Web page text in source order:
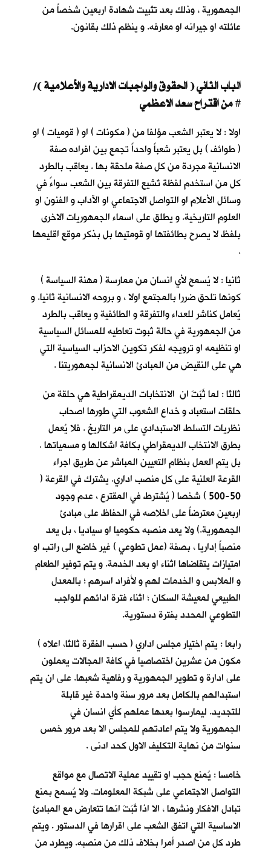
الجمهورية ، وذلك بعد تثبيت شهادة اربعين شخصاً من
عائلته او جيرانه او معارفه. و ينظم ذلك بقانون.
الباب الثاني ( الحقوق والواجبات الادارية والأعلامية )/
#
اولا : لا يعتبر الشعب مؤلفا من ( مكونات ) او ( قوميات ) او
( طوائف ) بل يعتبر شعباً واحداً تجمع بين افراده صفة
الانسانية مجردة من كل صفة ملحقة بها . يعاقب بالطرد
كل من استخدم لفظة تُشيع التفرقة بين الشعب سواءً في
وسائل الأعلام او التواصل الاجتماعي او الآداب و الفنون او
العلوم التاريخية. و يطلق على اسماء الجمهوريات الاخرى
بلفظ لا يصرح بطائفتها او قومتيها بل بذكر موقع اقليمها
.
ثانيا : لا يُسمح لأي انسان من ممارسة ( مهنة السياسة )
كونها تلحق ضررا بالمجتمع اولا ، و بروحه الانسانية ثانيا. و
يُعامل كناشر للعداء والتفرقة و الطائفية و يعاقب بالطرد
من الجمهورية في حالة ثبوت تعاطيه للمسائل السياسية
او تنظيمه او ترويجه لفكر تكوين الاحزاب السياسية التي
هي على النقيض من المبادئ الانسانية لجمهوريتنا .
ثالثا : لما ثَبَتَ ان الانتخابات الديمقراطية هي حلقة من
حلقات استعباد و خداع الشعوب التي طورها اصحاب
نظريات التسلط الاستبدادي على مر التاريخ . فلا يُعمل
بطرق الانتخاب الديمقراطي بكافة اشكالها و مسمياتها .
بل يتم العمل بنظام التعيين المباشر عن طريق اجراء
القرعة العلنية على كل منصب اداري. يشترك في القرعة (
50-500 ) شخصا ( يُشترط في المقترع ، عدم وجود
اربعين معترضاً على اخلاصه في الحفاظ على مبادئ
الجمهورية.) ولا يعد منصبه حكوميا او سياديا ، بل يعد
منصباً إداريا ، بصفة (عمل تطوعي ) غير خاضع الى راتب او
امتيازات يتقاضاها اثناء او بعد الخدمة. و يتم توفير الطعام
و الملابس و الخدمات لهم و لأفراد اسرهم ؛ بالمعدل
الطبيعي لمعيشة السكان ؛ اثناء فترة ادائهم للواجب
التطوعي المحدد بفترة دستورية.
رابعا : يتم اختيار مجلس اداري ( حسب الفقرة ثالثا، اعلاه )
مكون من عشرين اختصاصيا في كافة المجالات يعملون
على ادارة و تطوير الجمهورية و رفاهية شعبها. على ان يتم
استبدالهم بالكامل بعد مرور سنة واحدة غير قابلة
للتجديد. ليمارسوا بعدها عملهم كأي انسان في
الجمهورية ولا يتم اعادتهم للمجلس الا بعد مرور خمس
سنوات من نهاية التكليف الاول كحد ادنى .
خامسا : يُمنع حجب او تقييد عملية الاتصال مع مواقع
التواصل الاجتماعي على شبكة المعلومات. ولا يُسمح بمنع
تبادل الافكار ونشرها ، الا اذا ثَبَتَ انها تتعارض مع المبادئ
الاساسية التي اتفق الشعب على اقرارها في الدستور . ويتم
طرد كل من اصدر أمرا بخلاف ذلك من منصبه. ويطرد من